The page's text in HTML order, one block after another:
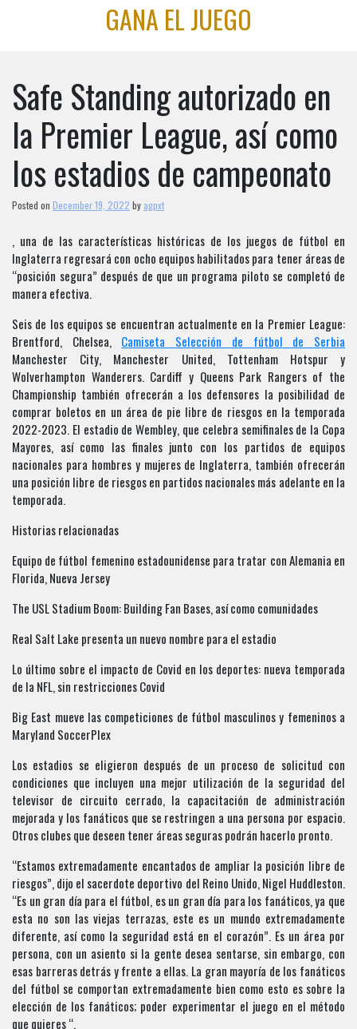
GANA EL JUEGO
Safe Standing autorizado en
la Premier League, así como
los estadios de campeonato
Posted on December 19, 2022 by agpxt
, una de las características históricas de los juegos de fútbol en
Inglaterra regresará con ocho equipos habilitados para tener áreas de
“posición segura” después de que un programa piloto se completó de
manera efectiva.
Seis de los equipos se encuentran actualmente en la Premier League:
Brentford, Chelsea, Camiseta Selección de fútbol de Serbia
Manchester City, Manchester United, Tottenham Hotspur y
Wolverhampton Wanderers. Cardiff y Queens Park Rangers of the
Championship también ofrecerán a los defensores la posibilidad de
comprar boletos en un área de pie libre de riesgos en la temporada
2022-2023. El estadio de Wembley, que celebra semifinales de la Copa
Mayores, así como las finales junto con los partidos de equipos
nacionales para hombres y mujeres de Inglaterra, también ofrecerán
una posición libre de riesgos en partidos nacionales más adelante en la
temporada.
Historias relacionadas
Equipo de fútbol femenino estadounidense para tratar con Alemania en
Florida, Nueva Jersey
The USL Stadium Boom: Building Fan Bases, así como comunidades
Real Salt Lake presenta un nuevo nombre para el estadio
Lo último sobre el impacto de Covid en los deportes: nueva temporada
de la NFL, sin restricciones Covid
Big East mueve las competiciones de fútbol masculinos y femeninos a
Maryland SoccerPlex
Los estadios se eligieron después de un proceso de solicitud con
condiciones que incluyen una mejor utilización de la seguridad del
televisor de circuito cerrado, la capacitación de administración
mejorada y los fanáticos que se restringen a una persona por espacio.
Otros clubes que deseen tener áreas seguras podrán hacerlo pronto.
“Estamos extremadamente encantados de ampliar la posición libre de
riesgos”, dijo el sacerdote deportivo del Reino Unido, Nigel Huddleston.
“Es un gran día para el fútbol, ​​es un gran día para los fanáticos, ya que
esta no son las viejas terrazas, este es un mundo extremadamente
diferente, así como la seguridad está en el corazón”. Es un área por
persona, con un asiento si la gente desea sentarse, sin embargo, con
esas barreras detrás y frente a ellas. La gran mayoría de los fanáticos
del fútbol se comportan extremadamente bien como esto es sobre la
elección de los fanáticos; poder experimentar el juego en el método
que quieres “.